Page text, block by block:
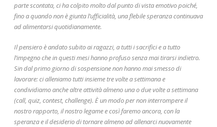
parte scontata, ci ha colpito molto dal punto di vista emotivo poiché,
fino a quando non è giunta l’ufficialità, una flebile speranza continuava
ad alimentarsi quotidianamente.
Il pensiero è andato subito ai ragazzi, a tutti i sacrifici e a tutto
l’impegno che in questi mesi hanno profuso senza mai tirarsi indietro.
Sin dal primo giorno di sospensione non hanno mai smesso di
lavorare: ci alleniamo tutti insieme tre volte a settimana e
condividiamo anche altre attività almeno una o due volte a settimana
(call, quiz, contest, challenge). È un modo per non interrompere il
nostro rapporto, il nostro legame e così faremo ancora, con la
speranza e il desiderio di tornare almeno ad allenarci nuovamente